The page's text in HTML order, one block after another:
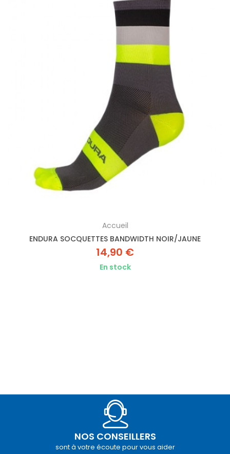
Accueil
ENDURA SOCQUETTES BANDWIDTH NOIR/JAUNE
14,90 €
En stock
NOS CONSEILLERS
sont à votre écoute pour vous aider